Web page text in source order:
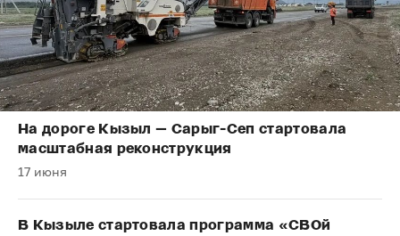
На дороге Кызыл — Сарыг-Сеп стартовала
масштабная реконструкция
17 июня
В Кызыле стартовала программа «СВОй